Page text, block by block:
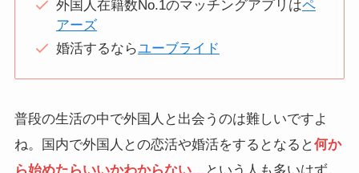
外国人在籍数No.1のマッチングアプリはペ
アーズ
婚活するならユーブライド
普段の生活の中で外国人と出会うのは難しいですよ
ね。国内で外国人との恋活や婚活をするとなると何か